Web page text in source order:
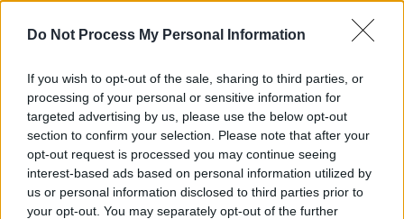
Do Not Process My Personal Information
If you wish to opt-out of the sale, sharing to third parties, or
processing of your personal or sensitive information for
targeted advertising by us, please use the below opt-out
section to confirm your selection. Please note that after your
opt-out request is processed you may continue seeing
interest-based ads based on personal information utilized by
us or personal information disclosed to third parties prior to
your opt-out. You may separately opt-out of the further